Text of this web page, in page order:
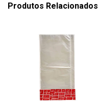
Produtos Relacionados